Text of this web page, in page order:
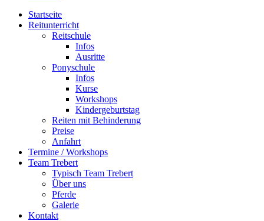
Startseite
Reitunterricht
Reitschule
Infos
Ausritte
Ponyschule
Infos
Kurse
Workshops
Kindergeburtstag
Reiten mit Behinderung
Preise
Anfahrt
Termine / Workshops
Team Trebert
Typisch Team Trebert
Über uns
Pferde
Galerie
Kontakt